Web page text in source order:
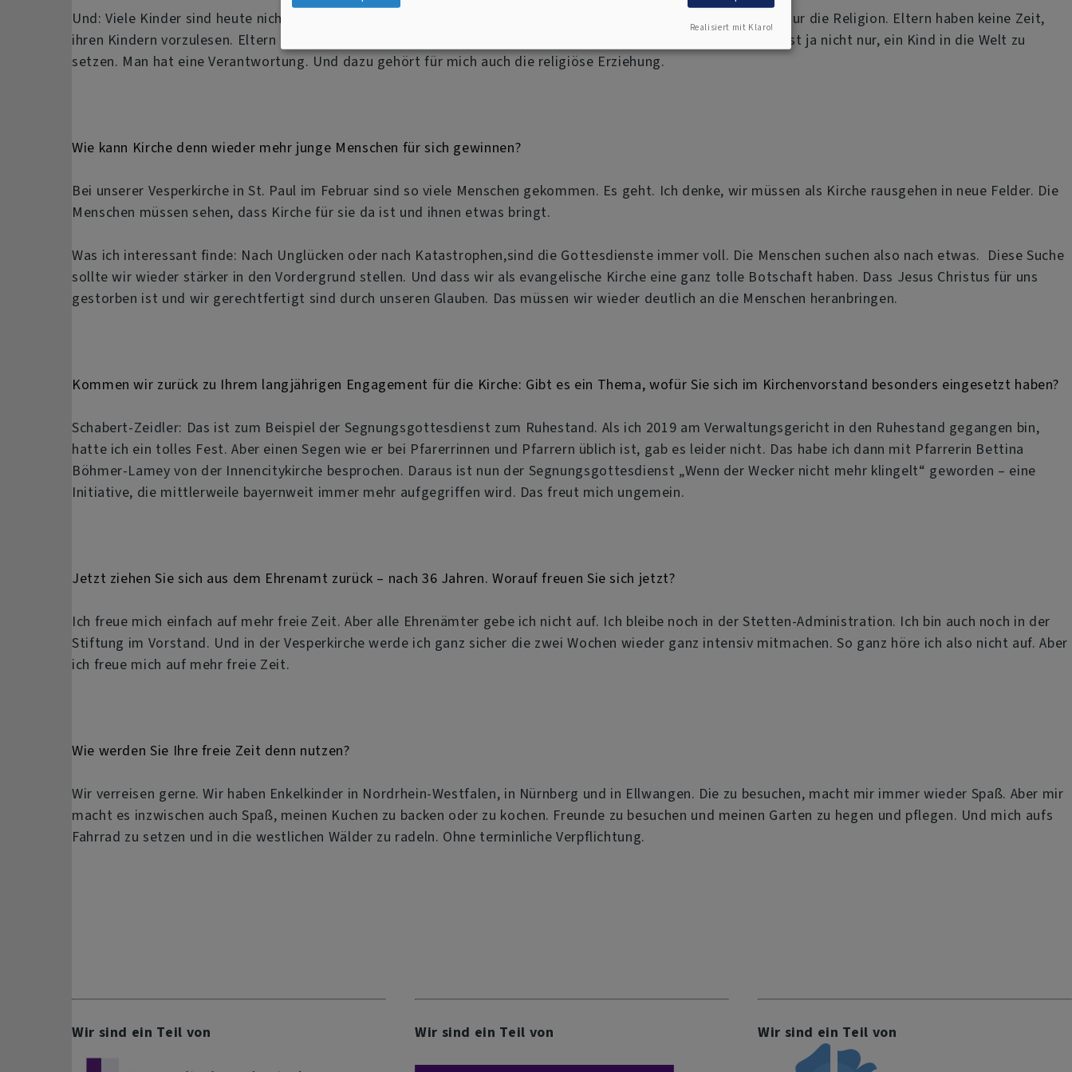
Und: Viele Kinder sind heute nicht mehr getauft. Für Religion ist heute oft zu wenig Zeit. Aber es ist auch nicht nur die Religion. Eltern haben keine Zeit,
ihren Kindern vorzulesen. Eltern haben keine Zeit, mit ihren Kindern zum Schwimmen zu gehen. Aber Elternsein ist ja nicht nur, ein Kind in die Welt zu
setzen. Man hat eine Verantwortung. Und dazu gehört für mich auch die religiöse Erziehung.
Wie kann Kirche denn wieder mehr junge Menschen für sich gewinnen?
Bei unserer Vesperkirche in St. Paul im Februar sind so viele Menschen gekommen. Es geht. Ich denke, wir müssen als Kirche rausgehen in neue Felder. Die
Menschen müssen sehen, dass Kirche für sie da ist und ihnen etwas bringt.
Was ich interessant finde: Nach Unglücken oder nach Katastrophen,sind die Gottesdienste immer voll. Die Menschen suchen also nach etwas. Diese Suche
sollte wir wieder stärker in den Vordergrund stellen. Und dass wir als evangelische Kirche eine ganz tolle Botschaft haben. Dass Jesus Christus für uns
gestorben ist und wir gerechtfertigt sind durch unseren Glauben. Das müssen wir wieder deutlich an die Menschen heranbringen.
Kommen wir zurück zu Ihrem langjährigen Engagement für die Kirche: Gibt es ein Thema, wofür Sie sich im Kirchenvorstand besonders eingesetzt haben?
Schabert-Zeidler: Das ist zum Beispiel der Segnungsgottesdienst zum Ruhestand. Als ich 2019 am Verwaltungsgericht in den Ruhestand gegangen bin,
hatte ich ein tolles Fest. Aber einen Segen wie er bei Pfarerrinnen und Pfarrern üblich ist, gab es leider nicht. Das habe ich dann mit Pfarrerin Bettina
Böhmer-Lamey von der Innencitykirche besprochen. Daraus ist nun der Segnungsgottesdienst „Wenn der Wecker nicht mehr klingelt“ geworden – eine
Initiative, die mittlerweile bayernweit immer mehr aufgegriffen wird. Das freut mich ungemein.
Jetzt ziehen Sie sich aus dem Ehrenamt zurück – nach 36 Jahren. Worauf freuen Sie sich jetzt?
Ich freue mich einfach auf mehr freie Zeit. Aber alle Ehrenämter gebe ich nicht auf. Ich bleibe noch in der Stetten-Administration. Ich bin auch noch in der
Stiftung im Vorstand. Und in der Vesperkirche werde ich ganz sicher die zwei Wochen wieder ganz intensiv mitmachen. So ganz höre ich also nicht auf. Aber
ich freue mich auf mehr freie Zeit.
Wie werden Sie Ihre freie Zeit denn nutzen?
Wir verreisen gerne. Wir haben Enkelkinder in Nordrhein-Westfalen, in Nürnberg und in Ellwangen. Die zu besuchen, macht mir immer wieder Spaß. Aber mir
macht es inzwischen auch Spaß, meinen Kuchen zu backen oder zu kochen. Freunde zu besuchen und meinen Garten zu hegen und pflegen. Und mich aufs
Fahrrad zu setzen und in die westlichen Wälder zu radeln. Ohne terminliche Verpflichtung.
Wir sind ein Teil von Wir sind ein Teil von Wir sind ein Teil von
Realisiert mit Klaro!